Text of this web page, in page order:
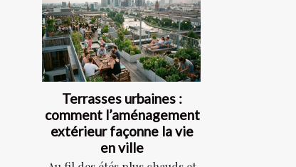
Terrasses urbaines :
comment l’aménagement
extérieur façonne la vie
en ville